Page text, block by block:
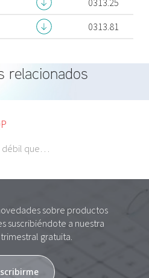
0313.81
relacionados
que…
sobre productos
suscribiéndote a nuestra
gratuita.